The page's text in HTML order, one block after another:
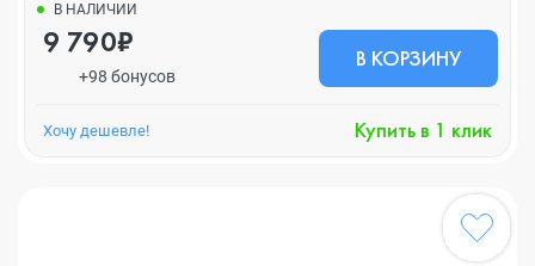
В НАЛИЧИИ
9 790₽
+98 бонусов
В КОРЗИНУ
Хочу дешевле! Купить в 1 клик